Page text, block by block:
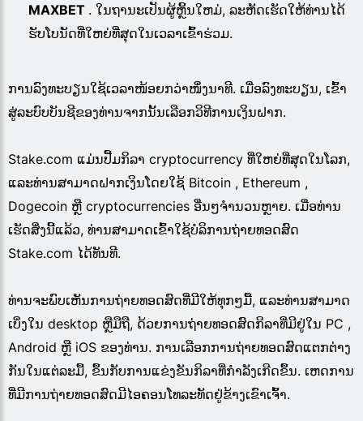
MAXBET . ໃນຖານະເປັນຜູ້ຫຼິ້ນໃຫມ່, ລະຫັດເຮັດໃຫ້ທ່ານໄດ້
ຮັບໂບນັດທີ່ໃຫຍ່ທີ່ສຸດໃນເວລາເຂົ້າຮ່ວມ.
ການລົງທະບຽນໃຊ້ເວລາໜ້ອຍກວ່າໜຶ່ງນາທີ. ເມື່ອລົງທະບຽນ, ເຂົ້າ
ສູ່ລະບົບບັນຊີຂອງທ່ານຈາກນັ້ນເລືອກວິທີການເງິນຝາກ.
Stake.com ແມ່ນປື້ມກິລາ cryptocurrency ທີ່ໃຫຍ່ທີ່ສຸດໃນໂລກ,
ແລະທ່ານສາມາດຝາກເງິນໂດຍໃຊ້ Bitcoin , Ethereum ,
Dogecoin ຫຼື cryptocurrencies ອື່ນໆຈໍານວນຫຼາຍ. ເມື່ອທ່ານ
ເຮັດສິ່ງນີ້ແລ້ວ, ທ່ານສາມາດເຂົ້າໃຊ້ບໍລິການຖ່າຍທອດສົດ
Stake.com ໄດ້ທັນທີ.
ທ່ານຈະພົບເຫັນການຖ່າຍທອດສົດທີ່ມີໃຫ້ທຸກໆມື້, ແລະທ່ານສາມາດ
ເບິ່ງໃນ desktop ຫຼືມືຖື, ດ້ວຍການຖ່າຍທອດສົດກິລາທີ່ມີຢູ່ໃນ PC ,
Android ຫຼື iOS ຂອງທ່ານ. ການເລືອກການຖ່າຍທອດສົດແຕກຕ່າງ
ກັນໃນແຕ່ລະມື້, ຂຶ້ນກັບການແຂ່ງຂັນກິລາທີ່ກຳລັງເກີດຂຶ້ນ. ເຫດການ
ທີ່ມີການຖ່າຍທອດສົດມີໄອຄອນໂທລະທັດຢູ່ຂ້າງເຂົາເຈົ້າ.